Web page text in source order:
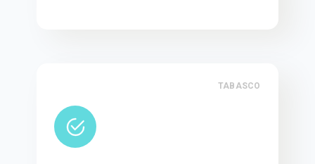
TABASCO